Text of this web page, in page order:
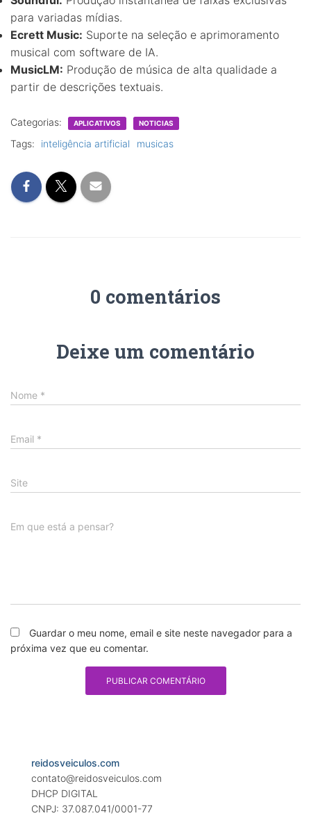
para variadas mídias.
Ecrett Music: Suporte na seleção e aprimoramento
musical com software de IA.
MusicLM: Produção de música de alta qualidade a
partir de descrições textuais.
Categorias: APLICATIVOS NOTICIAS
Tags: inteligência artificial musicas
0 comentários
Deixe um comentário
Nome *
Email *
Site
Em que está a pensar?
Guardar o meu nome, email e site neste navegador para a
próxima vez que eu comentar.
reidosveiculos.com
contato@reidosveiculos.com
DHCP DIGITAL
CNPJ: 37.087.041/0001-77